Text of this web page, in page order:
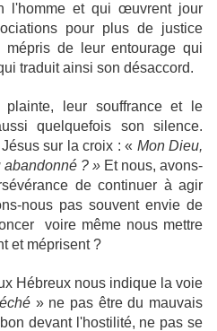
l'homme et qui œuvrent jour
pour plus de justice
de leur entourage qui
traduit ainsi son désaccord.
plainte, leur souffrance et le
quelquefois son silence.
sur la croix : « Mon Dieu,
abandonné ? » Et nous, avons-
de continuer à agir
nous pas souvent envie de
voire même nous mettre
et méprisent ?
Hébreux nous indique la voie
» ne pas être du mauvais
devant l'hostilité, ne pas se